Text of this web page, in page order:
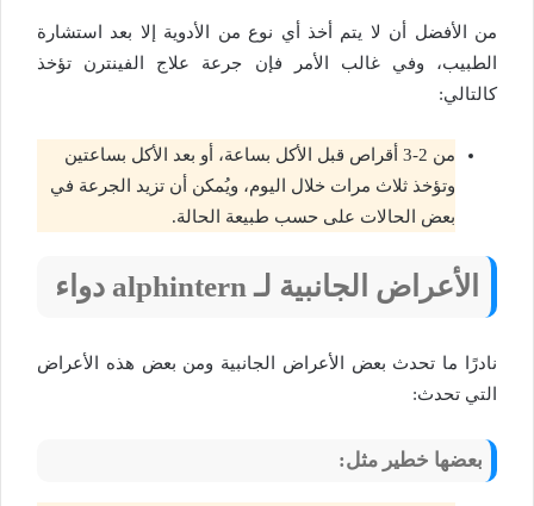
من الأفضل أن لا يتم أخذ أي نوع من الأدوية إلا بعد استشارة
الطبيب، وفي غالب الأمر فإن جرعة علاج الفينترن تؤخذ
كالتالي:
من 2-3 أقراص قبل الأكل بساعة، أو بعد الأكل بساعتين
وتؤخذ ثلاث مرات خلال اليوم، ويُمكن أن تزيد الجرعة في
بعض الحالات على حسب طبيعة الحالة.
الأعراض الجانبية لـ alphintern دواء
نادرًا ما تحدث بعض الأعراض الجانبية ومن بعض هذه الأعراض
التي تحدث:
بعضها خطير مثل: